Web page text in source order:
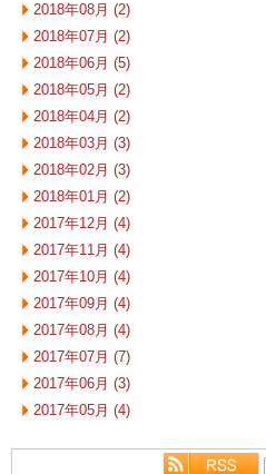
2018年08月 (2)
2018年07月 (2)
2018年06月 (5)
2018年05月 (2)
2018年04月 (2)
2018年03月 (3)
2018年02月 (3)
2018年01月 (2)
2017年12月 (4)
2017年11月 (4)
2017年10月 (4)
2017年09月 (4)
2017年08月 (4)
2017年07月 (7)
2017年06月 (3)
2017年05月 (4)